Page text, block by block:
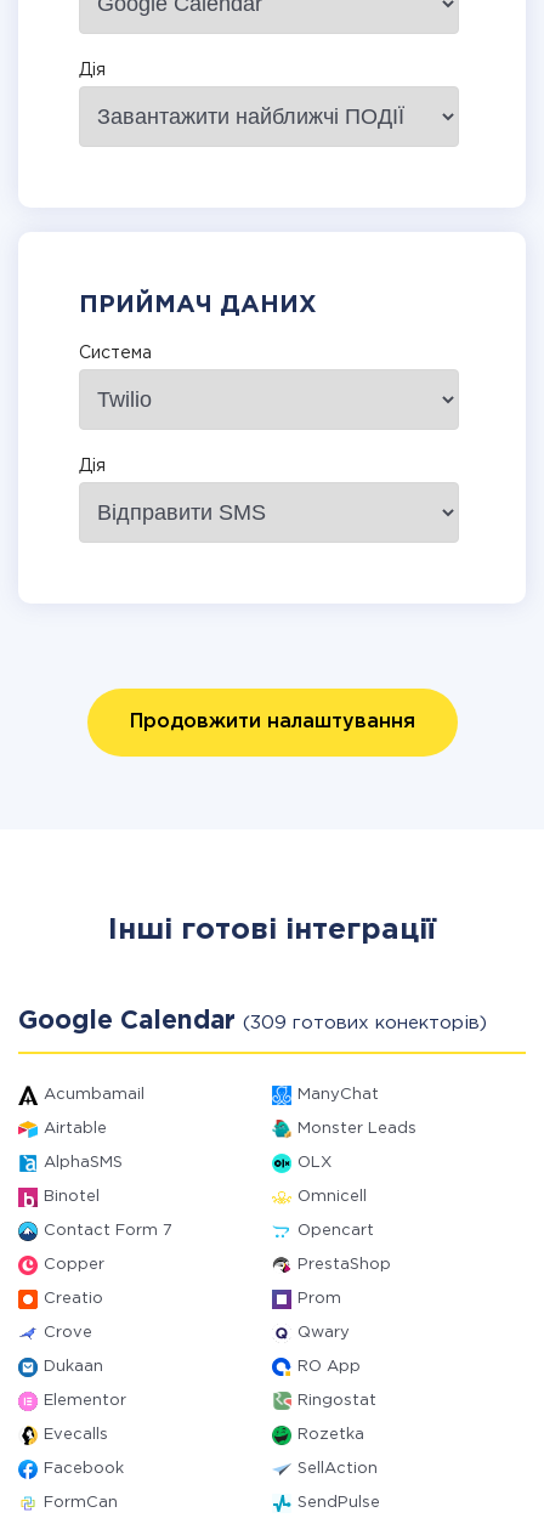
Дія
ПРИЙМАЧ ДАНИХ
Система
Дія
Продовжити налаштування
Інші готові інтеграції
Google Calendar (309 готових конекторів)
Acumbamail ManyChat
Airtable Monster Leads
AlphaSMS OLX
Binotel Omnicell
Contact Form 7 Opencart
Copper PrestaShop
Creatio Prom
Crove Qwary
Dukaan RO App
Elementor Ringostat
Evecalls Rozetka
Facebook SellAction
FormCan SendPulse